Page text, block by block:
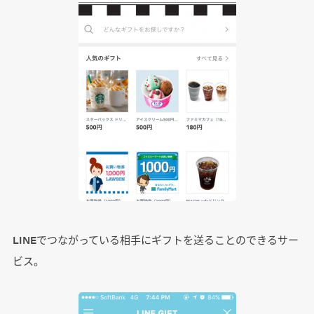
LINEでつながっている相手にギフトを送ることのできるサー
ビス。